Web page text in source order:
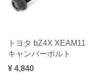
トヨタ bZ4X XEAM11
キャンバーボルト
¥ 4,840